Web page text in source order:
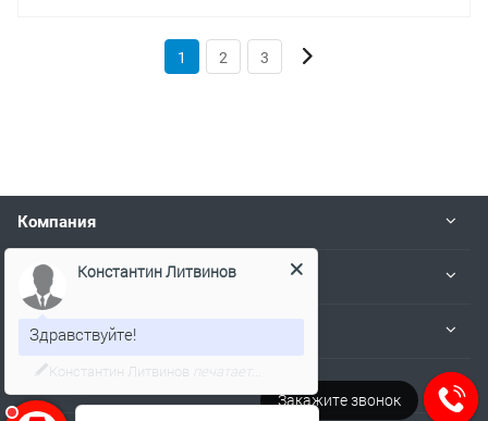
1 2 3
Компания
Деятельность
Информация
Закажите звонок
Константин Литвинов
Здравствуйте!